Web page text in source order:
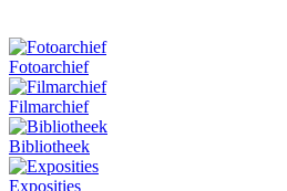
Fotoarchief
Filmarchief
Bibliotheek
Exposities